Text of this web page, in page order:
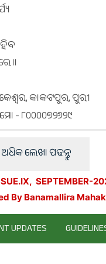
।।
କାକଟପୁର, ପୁରୀ
ମୋ - ୮୦୦୦୦୭୨୬୨୯
ଅଧିକ ଲେଖା ପଢନ୍ତୁ
SEPTEMBER-
By Banamallira Mahak
UPDATES